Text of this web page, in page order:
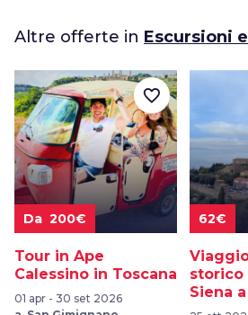
Altre offerte in Escursioni
Da 200€
Tour in Ape
Calessino in Toscana
01 apr - 30 set 2026
favorite_border
62€
storico
Siena